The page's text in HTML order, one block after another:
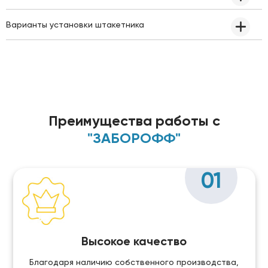
Варианты установки штакетника
Преимущества работы с
"ЗАБОРОФФ"
01
Высокое качество
Благодаря наличию собственного производства,